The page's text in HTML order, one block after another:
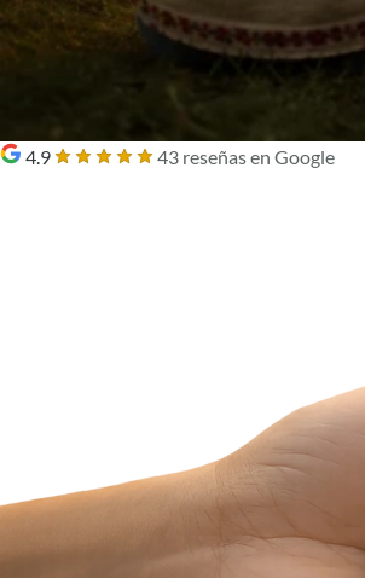
4.9 43 reseñas en Google